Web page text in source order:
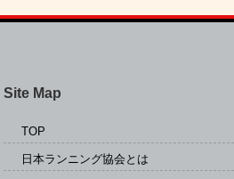
Site Map
TOP
日本ランニング協会とは